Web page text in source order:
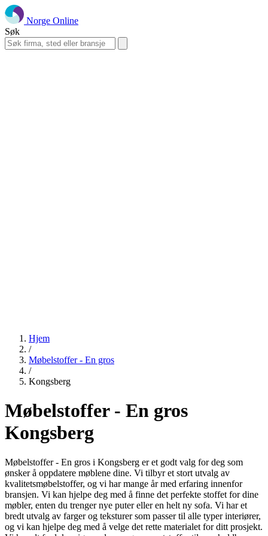
Norge Online
Søk
Hjem
/
Møbelstoffer - En gros
/
Kongsberg
Møbelstoffer - En gros
Kongsberg
Møbelstoffer - En gros i Kongsberg er et godt valg for deg som
ønsker å oppdatere møblene dine. Vi tilbyr et stort utvalg av
kvalitetsmøbelstoffer, og vi har mange år med erfaring innenfor
bransjen. Vi kan hjelpe deg med å finne det perfekte stoffet for dine
møbler, enten du trenger nye puter eller en helt ny sofa. Vi har et
bredt utvalg av farger og teksturer som passer til alle typer interiører,
og vi kan hjelpe deg med å velge det rette materialet for ditt prosjekt.